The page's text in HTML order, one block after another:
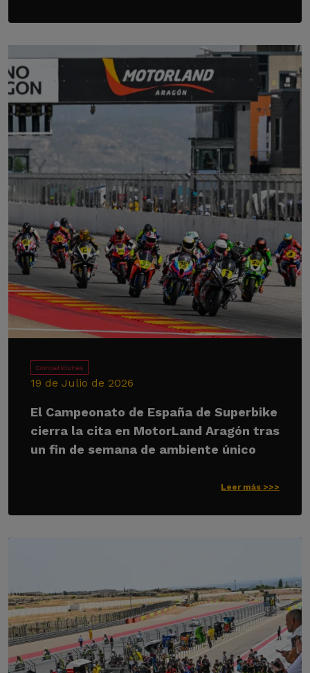
Competiciones
19 de Julio de 2026
El Campeonato de España de Superbike
cierra la cita en MotorLand Aragón tras
un fin de semana de ambiente único
Leer más >>>